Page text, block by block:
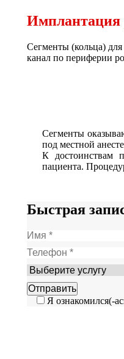
Имплантация
Сегменты (кольца)
канал по периферии
Сегменты
под местной
К достоинствам
пациента.
Быстрая
Я ознакомился(-